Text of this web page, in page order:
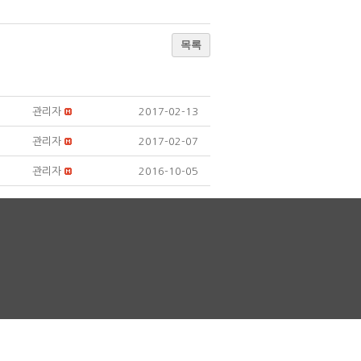
목록
관리자 2017-02-13
관리자 2017-02-07
관리자 2016-10-05